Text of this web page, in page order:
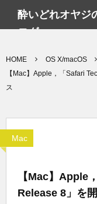
酔いどれオヤジ
ログwp
HOME OS X/macOS
【Mac】Apple，「Safari
ス
Mac
【Mac】Apple
Release 8」を